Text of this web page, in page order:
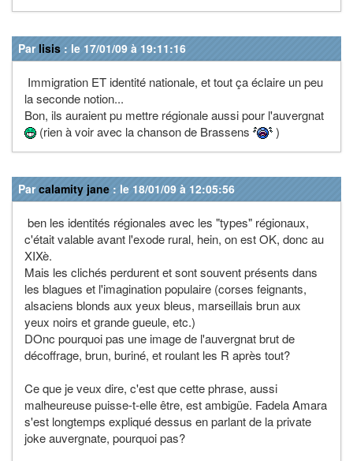
Par lisis : le 17/01/09 à 19:11:16
Immigration ET identité nationale, et tout ça éclaire un peu
la seconde notion...
Bon, ils auraient pu mettre régionale aussi pour l'auvergnat
(rien à voir avec la chanson de Brassens
)
Parcalamity jane : le 18/01/09 à 12:05:56
ben les identités régionales avec les "types" régionaux,
c'était valable avant l'exode rural, hein, on est OK, donc au
XIXè.
Mais les clichés perdurent et sont souvent présents dans
les blagues et l'imagination populaire (corses feignants,
alsaciens blonds aux yeux bleus, marseillais brun aux
yeux noirs et grande gueule, etc.)
DOnc pourquoi pas une image de l'auvergnat brut de
décoffrage, brun, buriné, et roulant les R après tout?
Ce que je veux dire, c'est que cette phrase, aussi
malheureuse puisse-t-elle être, est ambigüe. Fadela Amara
s'est longtemps expliqué dessus en parlant de la private
joke auvergnate, pourquoi pas?